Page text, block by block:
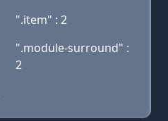
".item" : 2
".module-surround" :
2